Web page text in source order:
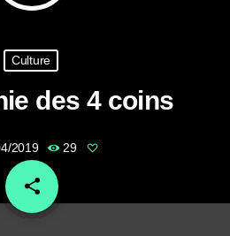
Culture
des 4 coins
2019 29
share
email